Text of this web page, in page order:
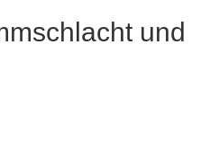
und